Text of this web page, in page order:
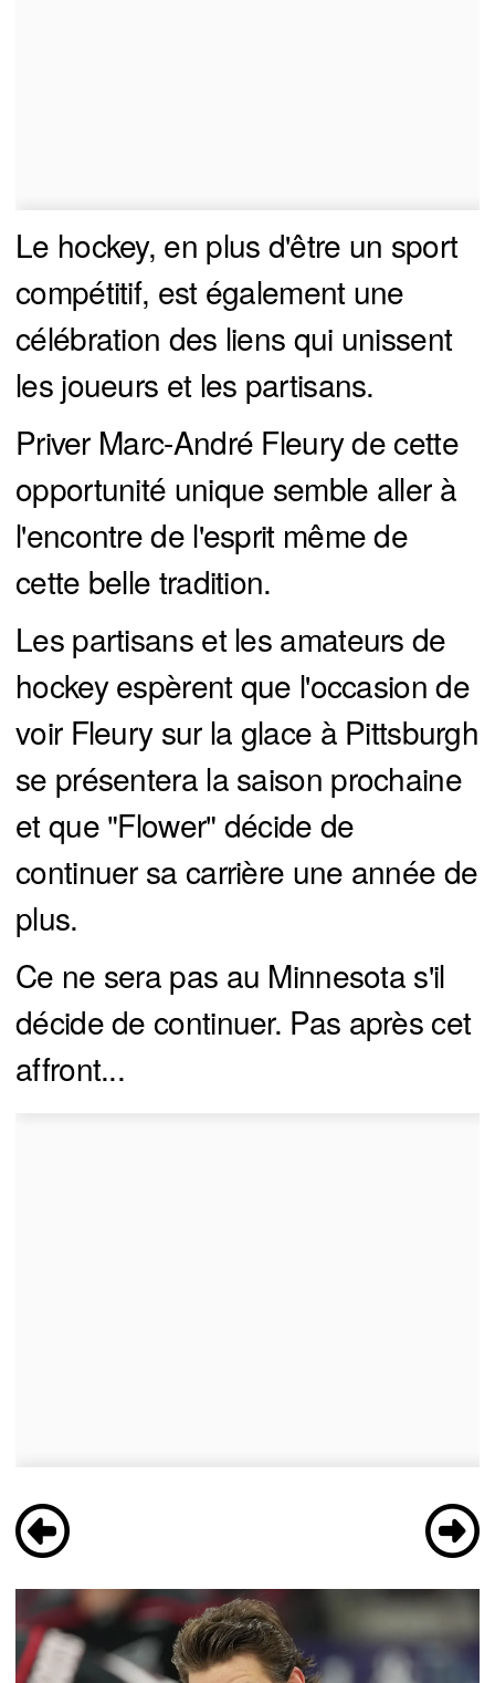
Le hockey, en plus d'être un sport
compétitif, est également une
célébration des liens qui unissent
les joueurs et les partisans.
Priver Marc-André Fleury de cette
opportunité unique semble aller à
l'encontre de l'esprit même de
cette belle tradition.
Les partisans et les amateurs de
hockey espèrent que l'occasion de
voir Fleury sur la glace à Pittsburgh
se présentera la saison prochaine
et que "Flower" décide de
continuer sa carrière une année de
plus.
Ce ne sera pas au Minnesota s'il
décide de continuer. Pas après cet
affront...